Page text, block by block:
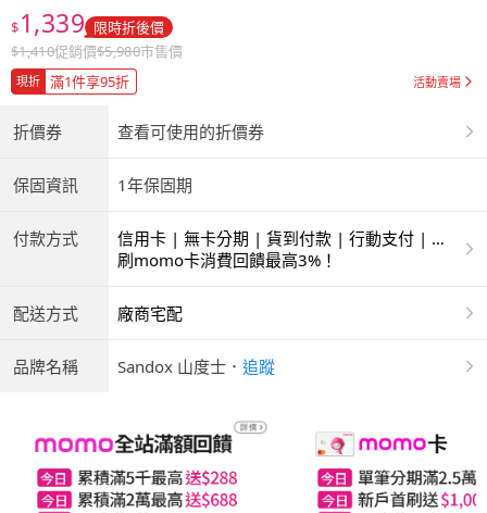
$1,339 限時折後價
$1,410促銷價$5,980市售價
現折 滿1件享95折 活動賣場
折價券 查看可使用的折價券
保固資訊 1年保固期
付款方式
信用卡 | 無卡分期 | 貨到付款 | 行動支付 | 超
商付款 | ATM | 銀聯卡
刷momo卡消費回饋最高3%！
配送方式 廠商宅配
品牌名稱 Sandox 山度士 ． 追蹤